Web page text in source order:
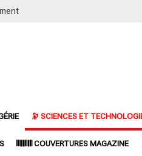
🔭 SCIENCES ET
𝄃𝄃𝄂𝄂𝄀𝄁𝄃𝄂𝄂𝄃 COUVERTURES MAGAZINE